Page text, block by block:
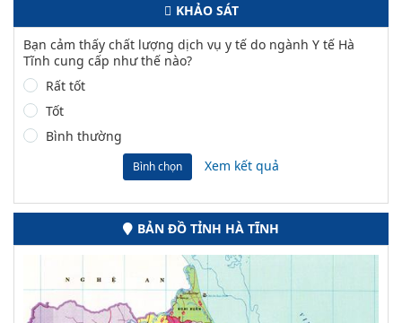
KHẢO SÁT
Bạn cảm thấy chất lượng dịch vụ y tế do ngành Y tế Hà
Tĩnh cung cấp như thế nào?
Rất tốt
Tốt
Bình thường
Bình chọn Xem kết quả
BẢN ĐỒ TỈNH HÀ TĨNH